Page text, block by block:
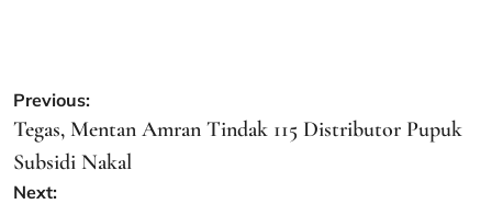
Post
navigation
Previous:
Tegas, Mentan Amran Tindak 115 Distributor Pupuk
Subsidi Nakal
Next: